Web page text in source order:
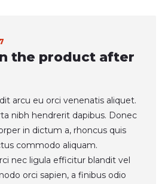
the product after
arcu eu orci venenatis aliquet.
nibh hendrerit dapibus. Donec
in dictum a, rhoncus quis
commodo aliquam.
nec ligula efficitur blandit vel
orci sapien, a finibus odio